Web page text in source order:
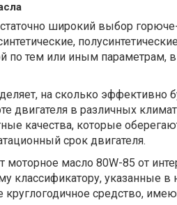
широкий выбор
по тем или иным параметрам,
на сколько эффективно
двигателя в различных
качества, которые
срок двигателя.
моторное масло 80W-85 от
классификатору, указанные
круглогодичное средство,